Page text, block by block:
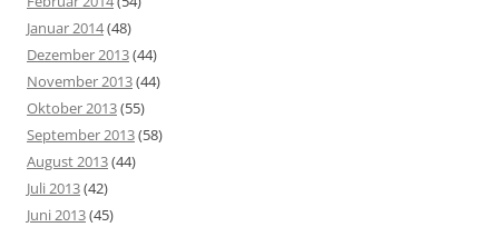
Januar 2014(48)
Dezember 2013(44)
November 2013(44)
Oktober 2013(55)
September 2013(58)
August 2013(44)
Juli 2013(42)
Juni 2013(45)